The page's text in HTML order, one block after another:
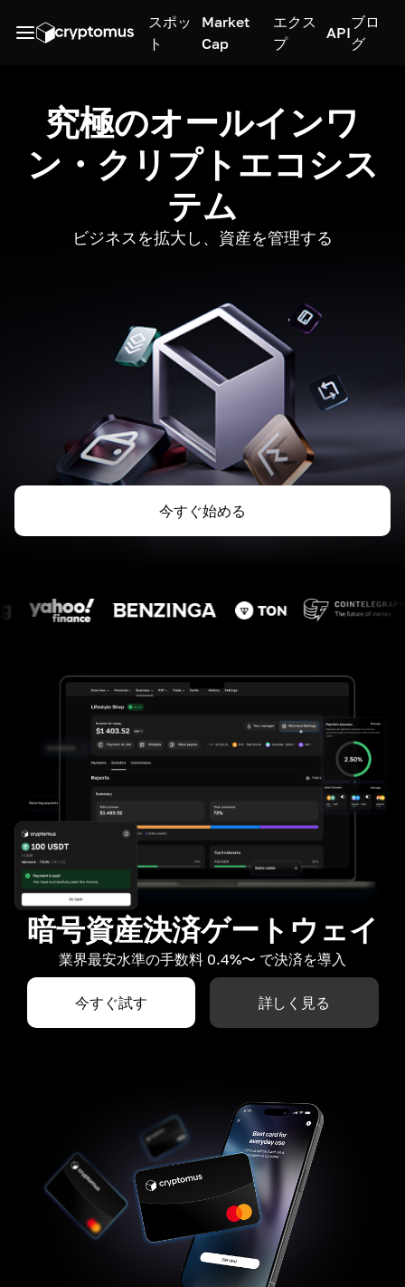
スポッ
ト
Market
Cap
エクス
プ
API
ブロ
グ
究極のオールインワ
ン・クリプトエコシス
テム
ビジネスを拡大し、資産を管理する
今すぐ始める
暗号資産決済ゲートウェイ
業界最安水準の手数料 0.4%〜 で決済を導入
今すぐ試す 詳しく見る